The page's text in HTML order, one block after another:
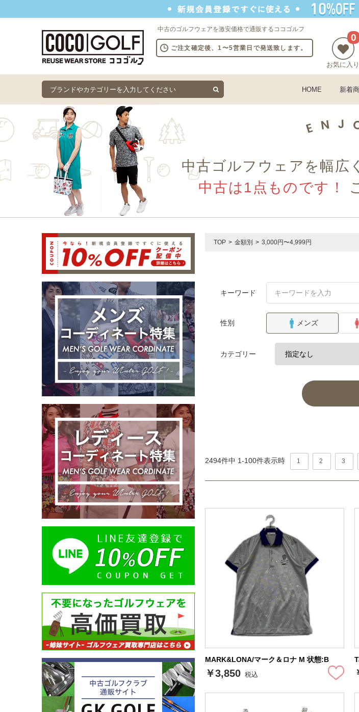
中古のゴルフウェアを激安価格で通販するココゴルフ
ご注文確定後、1〜5営業日で発送致します。
0
お気に入り
HOME 新着
中古ゴルフウェアを幅広
中古は1点ものです！
TOP > 金額別 > 3,000円〜4,999円
キーワード
性別 メンズ
カテゴリー
2494件中 1-100件表示時 1 2 3
MARK&LONA/マーク＆ロナ M 状態:B
￥3,850 税込